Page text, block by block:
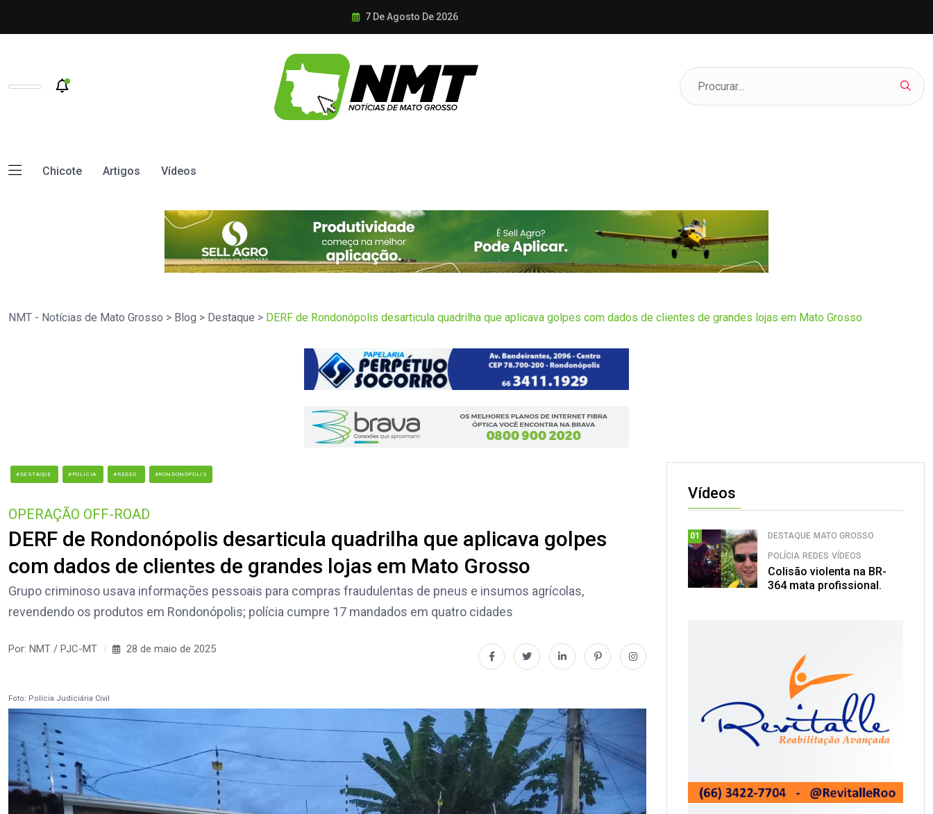
7 De Agosto De 2026
Chicote Artigos Vídeos
NMT - Notícias de Mato Grosso > Blog > Destaque > DERF de Rondonópolis desarticula quadrilha que aplicava golpes com dados de clientes de grandes lojas em Mato Grosso
#DESTAQUE #POLÍCIA #REDES #RONDONÓPOLIS
OPERAÇÃO OFF-ROAD
DERF de Rondonópolis desarticula quadrilha que aplicava golpes
com dados de clientes de grandes lojas em Mato Grosso
Grupo criminoso usava informações pessoais para compras fraudulentas de pneus e insumos agrícolas,
revendendo os produtos em Rondonópolis; polícia cumpre 17 mandados em quatro cidades
Por: NMT / PJC-MT 28 de maio de 2025
Foto: Polícia Judiciária Civil
Vídeos
01 DESTAQUE MATO GROSSO
POLÍCIA REDES VÍDEOS
Colisão violenta na BR-
364 mata profissional.